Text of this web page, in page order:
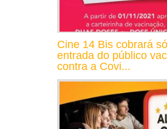
Cine 14 Bis cobrará
entrada do público
contra a Covi...